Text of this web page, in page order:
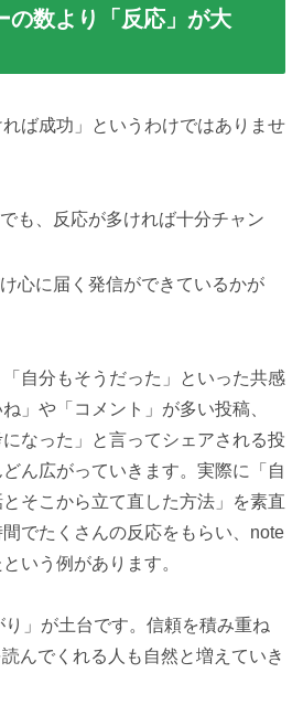
の数より「反応」が大
れば成功」というわけではありませ
も、反応が多ければ十分チャン
心に届く発信ができているかが
自分もそうだった」といった共感
」や「コメント」が多い投稿、
になった」と言ってシェアされる投
ん広がっていきます。実際に「自
そこから立て直した方法」を素直
でたくさんの反応をもらい、note
いう例があります。
」が土台です。信頼を積み重ね
んでくれる人も自然と増えていき